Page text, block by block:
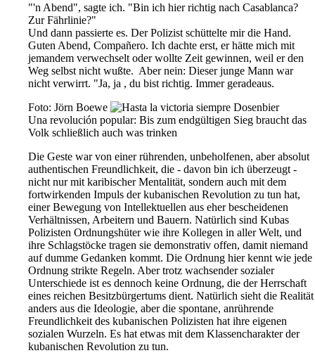
"'n Abend", sagte ich. "Bin ich hier richtig nach Casablanca?
Zur Fährlinie?"
Und dann passierte es. Der Polizist schüttelte mir die Hand.
Guten Abend, Compañero. Ich dachte erst, er hätte mich mit
jemandem verwechselt oder wollte Zeit gewinnen, weil er den
Weg selbst nicht wußte. Aber nein: Dieser junge Mann war
nicht verwirrt. "Ja, ja , du bist richtig. Immer geradeaus.
Foto: Jörn Boewe
Una revolución popular: Bis zum endgültigen Sieg braucht das
Volk schließlich auch was trinken
Die Geste war von einer rührenden, unbeholfenen, aber absolut
authentischen Freundlichkeit, die - davon bin ich überzeugt -
nicht nur mit karibischer Mentalität, sondern auch mit dem
fortwirkenden Impuls der kubanischen Revolution zu tun hat,
einer Bewegung von Intellektuellen aus eher bescheidenen
Verhältnissen, Arbeitern und Bauern. Natürlich sind Kubas
Polizisten Ordnungshüter wie ihre Kollegen in aller Welt, und
ihre Schlagstöcke tragen sie demonstrativ offen, damit niemand
auf dumme Gedanken kommt. Die Ordnung hier kennt wie jede
Ordnung strikte Regeln. Aber trotz wachsender sozialer
Unterschiede ist es dennoch keine Ordnung, die der Herrschaft
eines reichen Besitzbürgertums dient. Natürlich sieht die Realität
anders aus die Ideologie, aber die spontane, anrührende
Freundlichkeit des kubanischen Polizisten hat ihre eigenen
sozialen Wurzeln. Es hat etwas mit dem Klassencharakter der
kubanischen Revolution zu tun.